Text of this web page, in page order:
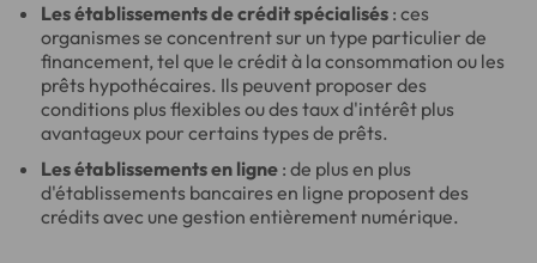
Les établissements de crédit spécialisés : ces
organismes se concentrent sur un type particulier de
financement, tel que le crédit à la consommation ou les
prêts hypothécaires. Ils peuvent proposer des
conditions plus flexibles ou des taux d'intérêt plus
avantageux pour certains types de prêts.
Les établissements en ligne : de plus en plus
d'établissements bancaires en ligne proposent des
crédits avec une gestion entièrement numérique.